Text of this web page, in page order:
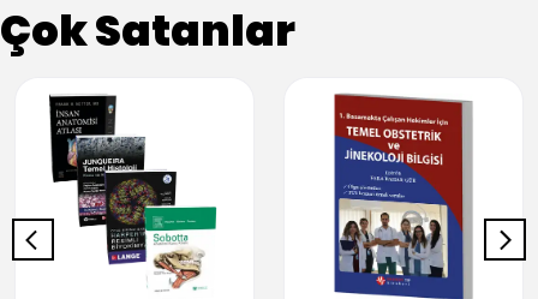
Çok Satanlar